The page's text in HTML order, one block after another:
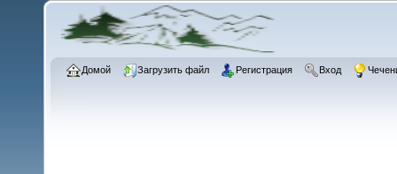
Домой Загрузить файл Регистрация Вход